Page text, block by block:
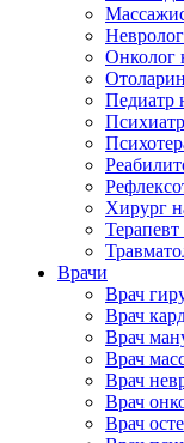
Онколог
Педиатр
Хирург
Врачи
Врач
Врач
Врач
Врач
Врач
Врач
Врач